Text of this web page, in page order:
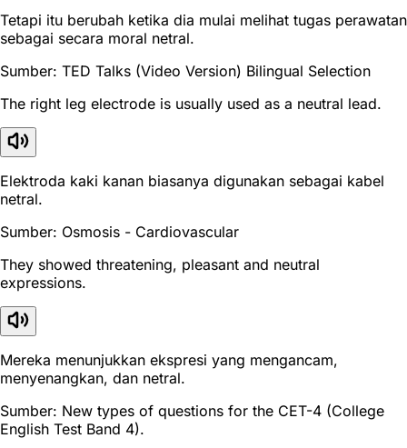
Tetapi itu berubah ketika dia mulai melihat tugas perawatan
sebagai secara moral netral.
Sumber: TED Talks (Video Version) Bilingual Selection
The right leg electrode is usually used as a neutral lead.
Elektroda kaki kanan biasanya digunakan sebagai kabel
netral.
Sumber: Osmosis - Cardiovascular
They showed threatening, pleasant and neutral
expressions.
Mereka menunjukkan ekspresi yang mengancam,
menyenangkan, dan netral.
Sumber: New types of questions for the CET-4 (College
English Test Band 4).